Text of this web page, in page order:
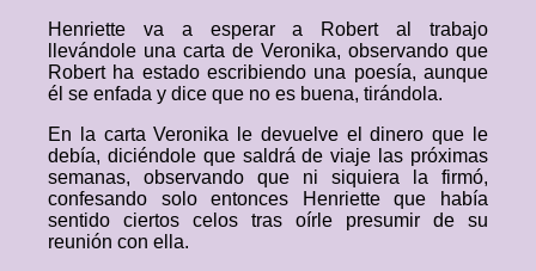
Henriette va a esperar a Robert al trabajo
llevándole una carta de Veronika, observando que
Robert ha estado escribiendo una poesía, aunque
él se enfada y dice que no es buena, tirándola.
En la carta Veronika le devuelve el dinero que le
debía, diciéndole que saldrá de viaje las próximas
semanas, observando que ni siquiera la firmó,
confesando solo entonces Henriette que había
sentido ciertos celos tras oírle presumir de su
reunión con ella.